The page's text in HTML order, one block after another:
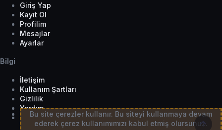
Giriş Yap
Kayıt Ol
Profilim
Mesajlar
Ayarlar
Bilgi
İletişim
Kullanım Şartları
Gizlilik
Yardım
Tema Seçici
Bu site çerezler kullanır. Bu siteyi kullanmaya devam
ederek çerez kullanımımızı kabul etmiş olursunuz.Üst